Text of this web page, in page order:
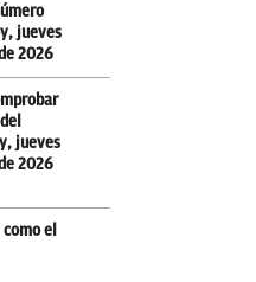
jueves
2026
jueves
2026
el